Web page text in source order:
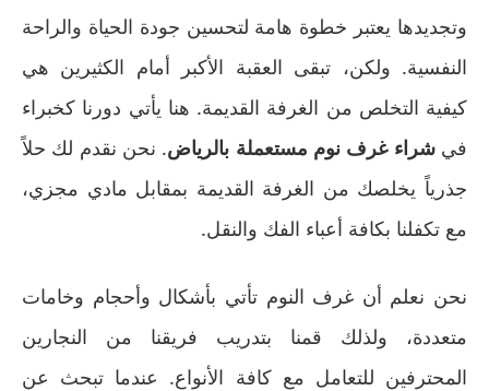
وتجديدها يعتبر خطوة هامة لتحسين جودة الحياة والراحة
النفسية. ولكن، تبقى العقبة الأكبر أمام الكثيرين هي
كيفية التخلص من الغرفة القديمة. هنا يأتي دورنا كخبراء
فيشراء غرف نوم مستعملة بالرياض. نحن نقدم لك حلاً
جذرياً يخلصك من الغرفة القديمة بمقابل مادي مجزي،
مع تكفلنا بكافة أعباء الفك والنقل.
نحن نعلم أن غرف النوم تأتي بأشكال وأحجام وخامات
متعددة، ولذلك قمنا بتدريب فريقنا من النجارين
المحترفين للتعامل مع كافة الأنواع. عندما تبحث عن